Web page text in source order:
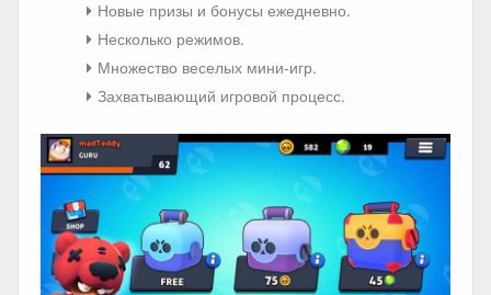
Новые призы и бонусы ежедневно.
Несколько режимов.
Множество веселых мини-игр.
Захватывающий игровой процесс.